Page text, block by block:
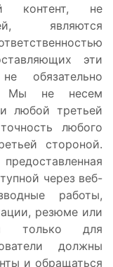
контент, не
являются
эти
обязательно
Мы не несем
любой третьей
любого
стороной.
через веб-
работы,
резюме или
только для
должны
и обращаться